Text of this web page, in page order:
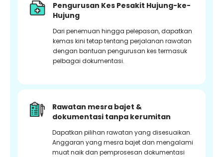
Pengurusan Kes Pesakit Hujung-ke-
Hujung
Dari penemuan hingga pelepasan, dapatkan
kemas kini tetap tentang perjalanan rawatan
dengan bantuan pengurusan kes termasuk
pelbagai dokumentasi.
Rawatan mesra bajet &
dokumentasi tanpa kerumitan
Dapatkan pilihan rawatan yang disesuaikan.
Anggaran yang mesra bajet dan mengalami
muat naik dan pemprosesan dokumentasi